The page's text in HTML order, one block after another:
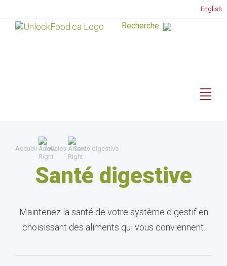
English
Accueil Articles Santé digestive
Santé digestive
Maintenez la santé de votre système digestif en
choisissant des aliments qui vous conviennent.